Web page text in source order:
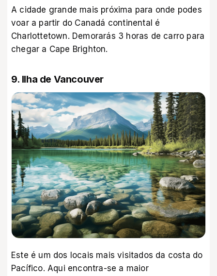
A cidade grande mais próxima para onde podes
voar a partir do Canadá continental é
Charlottetown. Demorarás 3 horas de carro para
chegar a Cape Brighton.
9. Ilha de Vancouver
Este é um dos locais mais visitados da costa do
Pacífico. Aqui encontra-se a maior